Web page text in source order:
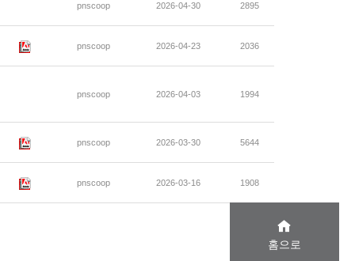
pnscoop 2026-04-30 2895
pnscoop 2026-04-23 2036
pnscoop 2026-04-03 1994
pnscoop 2026-03-30 5644
pnscoop 2026-03-16 1908
홈으로